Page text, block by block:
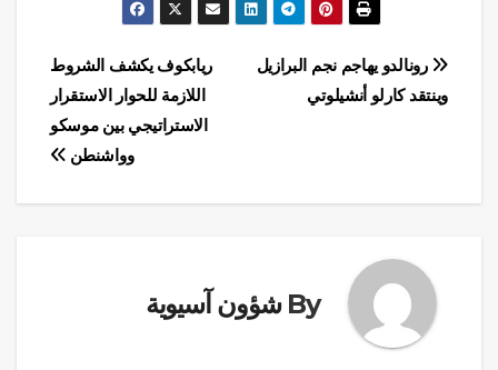
تصفّح
المقالات
ريابكوف يكشف الشروط
اللازمة للحوار الاستقرار
الاستراتيجي بين موسكو
وواشنطن
رونالدو يهاجم نجم البرازيل
وينتقد كارلو أنشيلوتي
By شؤون آسيوية